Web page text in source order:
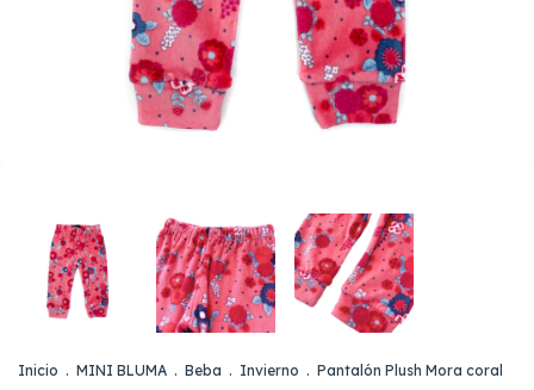
Inicio . MINI BLUMA . Beba . Invierno . Pantalón Plush Mora coral